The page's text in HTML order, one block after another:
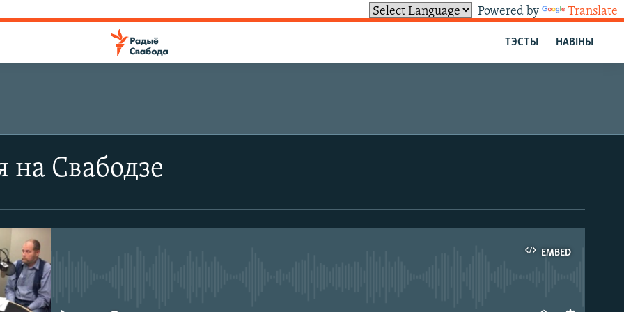
Powered by Translate
НАВІНЫ
ТЭСТЫ
на Свабодзе
EMBED